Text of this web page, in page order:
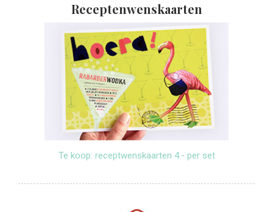
Receptenwenskaarten
Te koop: receptwenskaarten 4.- per set